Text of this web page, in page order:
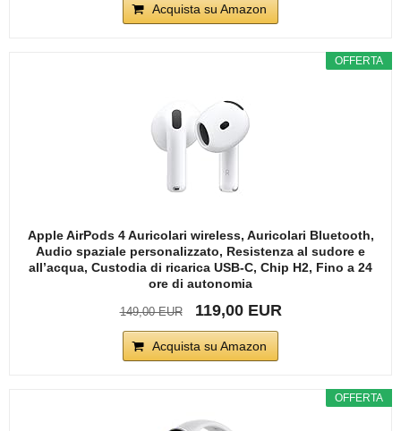
Acquista su Amazon
OFFERTA
Apple AirPods 4 Auricolari wireless, Auricolari Bluetooth,
Audio spaziale personalizzato, Resistenza al sudore e
all’acqua, Custodia di ricarica USB-C, Chip H2, Fino a 24
ore di autonomia
149,00 EUR 119,00 EUR
Acquista su Amazon
OFFERTA